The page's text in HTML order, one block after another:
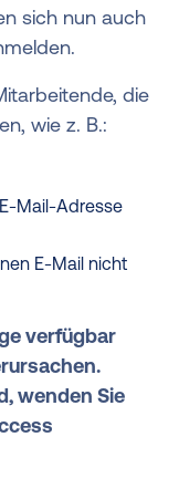
sich nun auch
die
wie z. B.:
Mail-Adresse
E-Mail nicht
verfügbar
wenden Sie